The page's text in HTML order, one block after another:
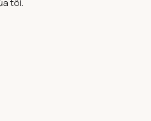
tôi.